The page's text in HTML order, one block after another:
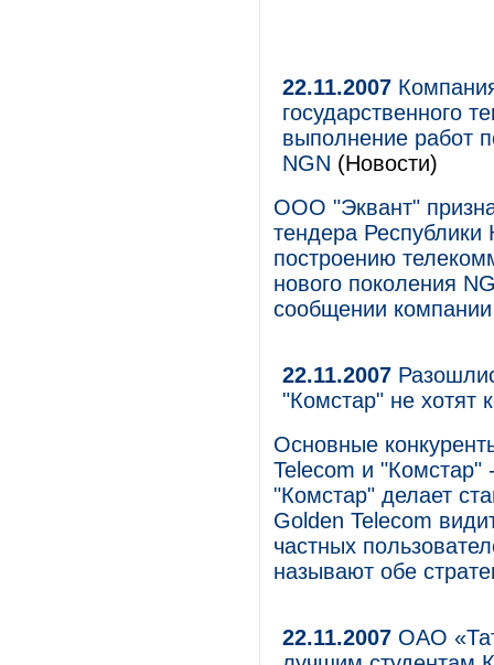
22.11.2007
государственного
выполнение работ
NGN (Новости)
ООО "Эквант"
тендера Республики
построению
нового поколения
сообщении
22.11.2007
"Комстар" не хотят
Основные
Telecom и "Комстар"
"Комстар" делает
Golden Telecom
частных
называют обе
22.11.2007 ОАО